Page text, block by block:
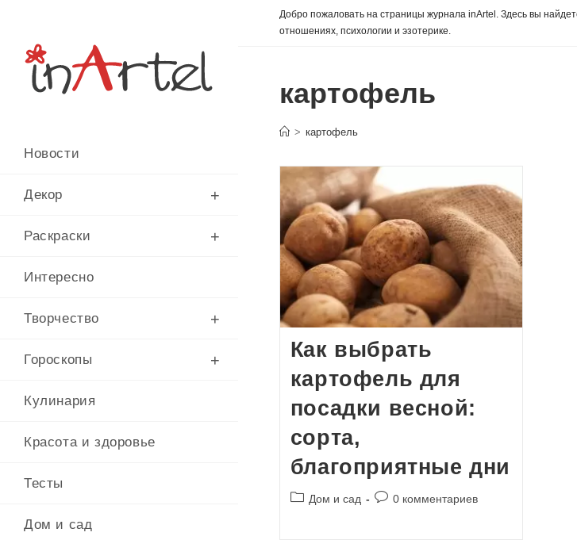
ПерейтиДобро пожаловать на страницы журнала inArtel. Здесь вы
отношениях, психологии и эзотерике.
Новости
Декор
Раскраски
Интересно
Творчество
Гороскопы
Кулинария
Красота и здоровье
Тесты
Дом и сад
картофель
> картофель
Как выбрать
картофель для
посадки весной:
сорта,
благоприятные дни
РубрикаДом и сад
Комментарии
0 комментариев